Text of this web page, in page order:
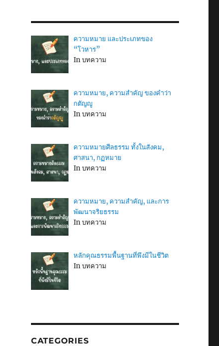
ความหมาย และประเภทของ
“โวหาร”
In บทความ
ความหมาย, ความสำคัญ ของคำว่า
กตัญญู
In บทความ
ความหมายศีลธรรม ทั้งในสังคม,
ศาสนา, กฏหมาย
In บทความ
ความหมาย, ความสำคัญ, และการ
พัฒนาจริยธรรม
In บทความ
หลักคุณธรรมพื้นฐานที่พึงมีในชีวิต
In บทความ
CATEGORIES